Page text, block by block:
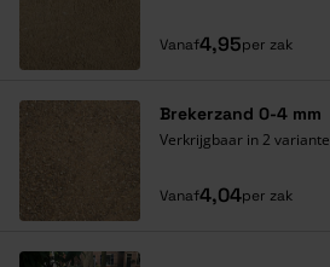
Vanaf4,95per zak
Brekerzand 0-4 mm
Verkrijgbaar in 2
Vanaf4,04per zak